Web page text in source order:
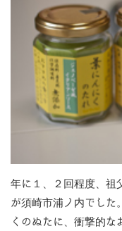
年に１、２回程度、祖
が須崎市浦ノ内でした
くのぬたに、衝撃的